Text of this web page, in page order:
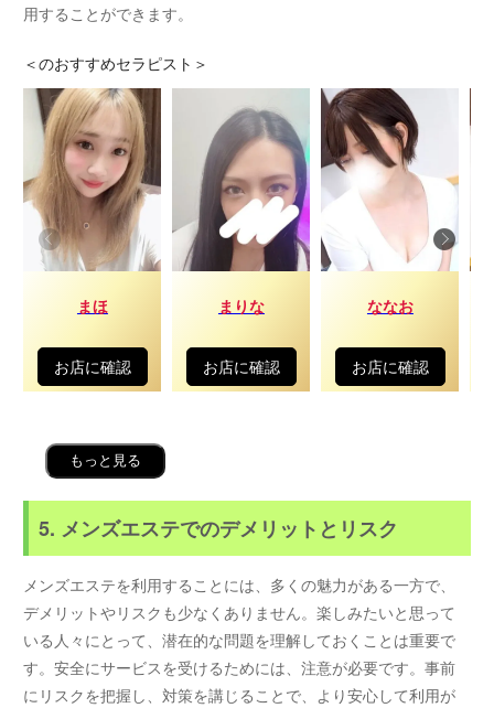
用することができます。
＜のおすすめセラピスト＞
まほ
お店に確認
まりな
お店に確認
ななお
お店に確認
もっと見る
5. メンズエステでのデメリットとリスク
メンズエステを利用することには、多くの魅力がある一方で、
デメリットやリスクも少なくありません。楽しみたいと思って
いる人々にとって、潜在的な問題を理解しておくことは重要で
す。安全にサービスを受けるためには、注意が必要です。事前
にリスクを把握し、対策を講じることで、より安心して利用が